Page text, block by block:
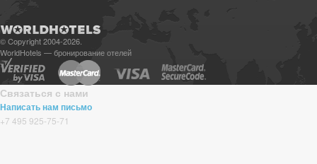
© Copyright 2004-2026.
WorldHotels — бронирование отелей
Связаться с нами
Написать нам письмо
+7 495 925-75-71